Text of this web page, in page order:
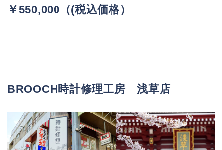
￥550,000（(税込価格）
BROOCH時計修理工房 浅草店